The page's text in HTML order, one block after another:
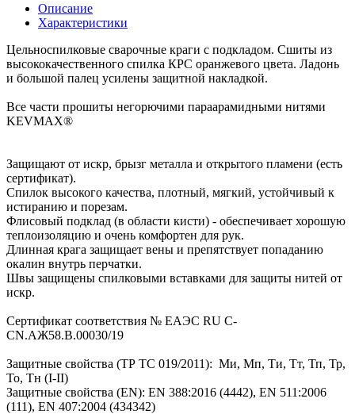
Описание
Характеристики
Цельноспилковые сварочные краги с подкладом. Сшиты из
высококачественного спилка КРС оранжевого цвета. Ладонь
и большой палец усилены защитной накладкой.
Все части прошиты негорючими параарамидными нитями
KEVMAX®
Защищают от искр, брызг металла и открытого пламени (есть
сертификат).
Спилок высокого качества, плотный, мягкий, устойчивый к
истиранию и порезам.
Флисовый подклад (в области кисти) - обеспечивает хорошую
теплоизоляцию и очень комфортен для рук.
Длинная крага защищает вены и препятствует попаданию
окалин внутрь перчатки.
Швы защищены спилковыми вставками для защиты нитей от
искр.
Сертификат соответствия № EAЭС RU C-
CN.АЖ58.В.00030/19
Защитные свойства (ТР ТС 019/2011): Ми, Мп, Ти, Тт, Тп, Тр,
То, Тн (I-II)
Защитные свойства (EN): EN 388:2016 (4442), EN 511:2006
(111), EN 407:2004 (434342)